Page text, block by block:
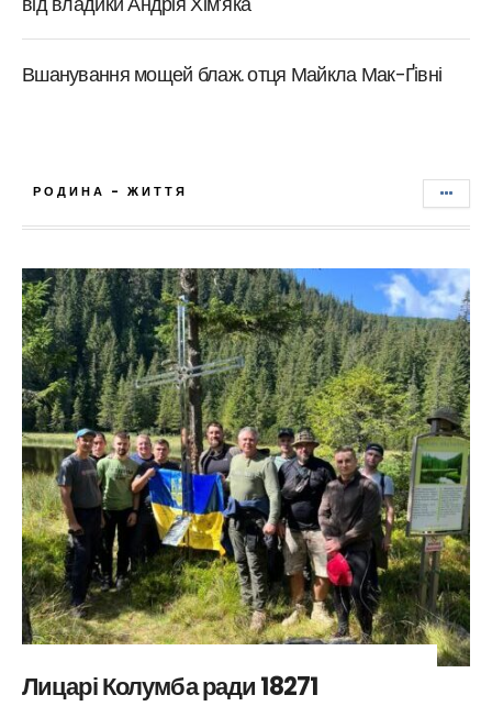
Вшанування мощей блаж. отця Майкла Мак-Ґівні
РОДИНА - ЖИТТЯ
Лицарі Колумба ради 18271